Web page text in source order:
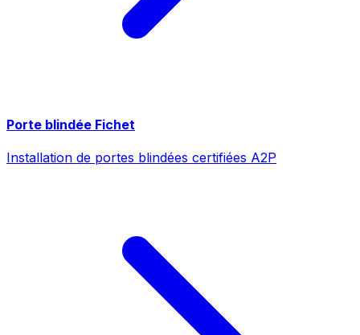
Porte blindée Fichet
Installation de portes blindées certifiées A2P